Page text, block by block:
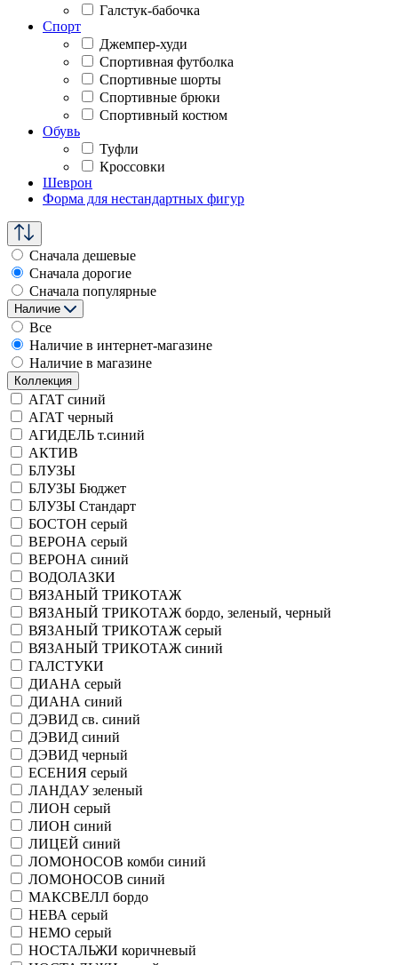
Галстук-бабочка
Спорт
Джемпер-худи
Спортивная футболка
Спортивные шорты
Спортивные брюки
Спортивный костюм
Обувь
Туфли
Кроссовки
Шеврон
Форма для нестандартных фигур
Сначала дешевые
Сначала дорогие
Сначала популярные
Наличие
Все
Наличие в интернет-магазине
Наличие в магазине
Коллекция
АГАТ синий
АГАТ черный
АГИДЕЛЬ т.синий
АКТИВ
БЛУЗЫ
БЛУЗЫ Бюджет
БЛУЗЫ Стандарт
БОСТОН серый
ВЕРОНА серый
ВЕРОНА синий
ВОДОЛАЗКИ
ВЯЗАНЫЙ ТРИКОТАЖ
ВЯЗАНЫЙ ТРИКОТАЖ бордо, зеленый, черный
ВЯЗАНЫЙ ТРИКОТАЖ серый
ВЯЗАНЫЙ ТРИКОТАЖ синий
ГАЛСТУКИ
ДИАНА серый
ДИАНА синий
ДЭВИД св. синий
ДЭВИД синий
ДЭВИД черный
ЕСЕНИЯ серый
ЛАНДАУ зеленый
ЛИОН серый
ЛИОН синий
ЛИЦЕЙ синий
ЛОМОНОСОВ комби синий
ЛОМОНОСОВ синий
МАКСВЕЛЛ бордо
НЕВА серый
НЕМО серый
НОСТАЛЬЖИ коричневый